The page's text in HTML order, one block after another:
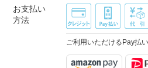
お支払い
方法
ご利用いただけるPay払い